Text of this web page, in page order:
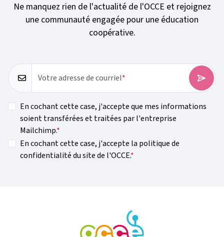
Ne manquez rien de l'actualité de l'OCCE et rejoignez
une communauté engagée pour une éducation
coopérative.
Votre adresse de courriel
En cochant cette case, j'accepte que mes informations
soient transférées et traitées par l'entreprise
Mailchimp.
En cochant cette case, j'accepte la politique de
confidentialité du site de l'OCCE.